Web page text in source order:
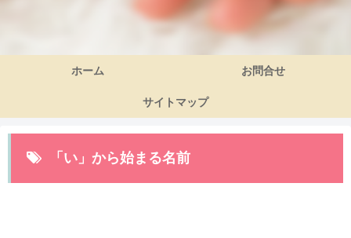
ホーム お問合せ
サイトマップ
「い」から始まる名前